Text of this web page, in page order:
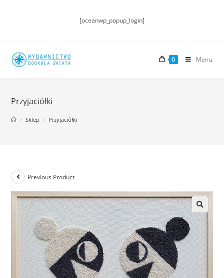
[oceanwp_popup_login]
0 Menu
Przyjaciółki
> Sklep > Przyjaciółki
Previous Product